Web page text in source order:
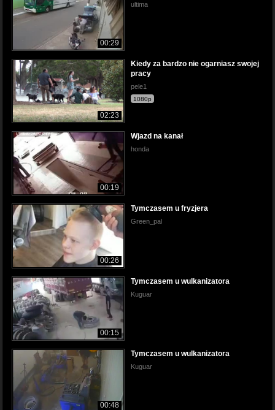
00:29
ultima
02:23
Kiedy za bardzo nie ogarniasz swojej
pracy
pele1
1080p
00:19
Wjazd na kanał
honda
00:26
Tymczasem u fryzjera
Green_pal
00:15
Tymczasem u wulkanizatora
Kuguar
00:48
Tymczasem u wulkanizatora
Kuguar